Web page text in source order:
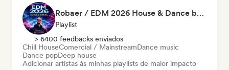
Robaer / EDM 2026 House & Dance by bigFM nitroX
Playlist
> 6400 feedbacks enviados
Chill HouseComercial / MainstreamDance music
Dance popDeep house
Adicionar artistas às minhas playlists de maior impacto